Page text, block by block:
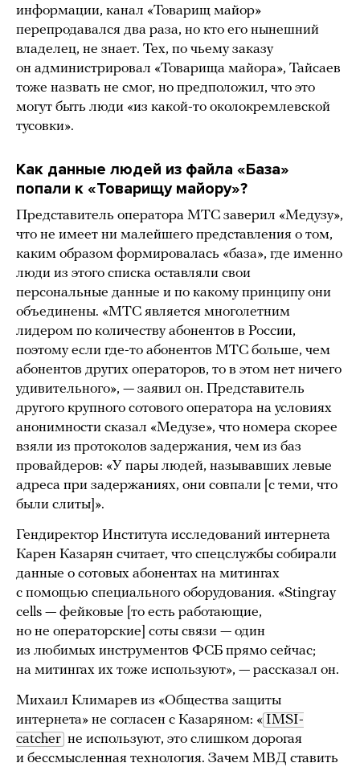
информации, канал «Товарищ майор»
перепродавался два раза, но кто его нынешний
владелец, не знает. Тех, по чьему заказу
он администрировал «Товарища майора», Тайсаев
тоже назвать не смог, но предположил, что это
могут быть люди «из какой-то околокремлевской
тусовки».
Как данные людей из файла «База»
попали к «Товарищу майору»?
Представитель оператора МТС заверил «Медузу»,
что не имеет ни малейшего представления о том,
каким образом формировалась «база», где именно
люди из этого списка оставляли свои
персональные данные и по какому принципу они
объединены. «МТС является многолетним
лидером по количеству абонентов в России,
поэтому если где-то абонентов МТС больше, чем
абонентов других операторов, то в этом нет ничего
удивительного», — заявил он. Представитель
другого крупного сотового оператора на условиях
анонимности сказал «Медузе», что номера скорее
взяли из протоколов задержания, чем из баз
провайдеров: «У пары людей, называвших левые
адреса при задержаниях, они совпали [с теми, что
были слиты]».
Гендиректор Института исследований интернета
Карен Казарян считает, что спецслужбы собирали
данные о сотовых абонентах на митингах
с помощью специального оборудования. «Stingray
cells — фейковые [то есть работающие,
но не операторские] соты связи — один
из любимых инструментов ФСБ прямо сейчас;
на митингах их тоже используют», — рассказал он.
Михаил Климарев из «Общества защиты
интернета» не согласен с Казаряном: « IMSI-
catcher не используют, это слишком дорогая
и бессмысленная технология. Зачем МВД ставить